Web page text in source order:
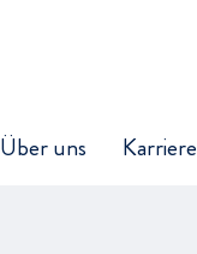
Über uns Karriere